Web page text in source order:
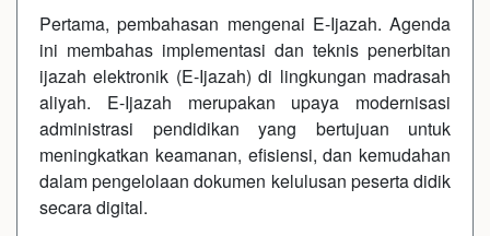
Pertama, pembahasan mengenai E-Ijazah. Agenda
ini membahas implementasi dan teknis penerbitan
ijazah elektronik (E-Ijazah) di lingkungan madrasah
aliyah. E-Ijazah merupakan upaya modernisasi
administrasi pendidikan yang bertujuan untuk
meningkatkan keamanan, efisiensi, dan kemudahan
dalam pengelolaan dokumen kelulusan peserta didik
secara digital.